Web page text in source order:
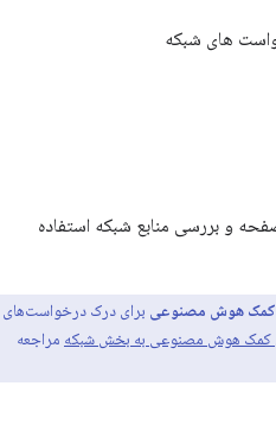
های شبکه
و بررسی منابع شبکه استفاده
کمک هوش مصنوعی برای درک درخواست‌های
کمک هوش مصنوعی به بخش شبکه مراجعه